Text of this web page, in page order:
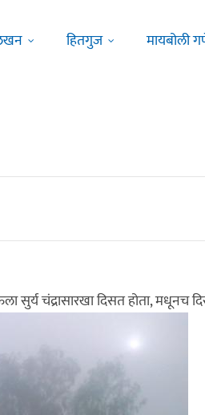
हितगुज मायबोली
चंद्रासारखा दिसत होता, मधूनच